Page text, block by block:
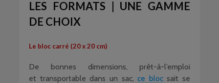
LES FORMATS | UNE GAMME
DE CHOIX
Le bloc carré (20 x 20 cm)
De bonnes dimensions, prêt-à-l’emploi
et transportable dans un sac,ce blocsait se